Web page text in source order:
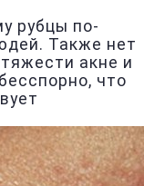
рубцы по-
Также нет
акне и
что